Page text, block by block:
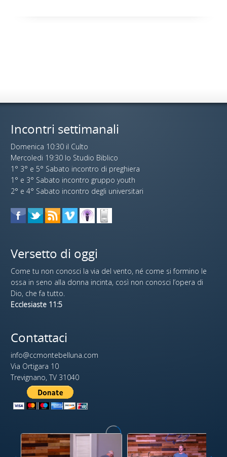
Incontri settimanali
Domenica 10:30 il Culto
Mercoledi 19:30 lo Studio Biblico
1° 3° e 5° Sabato incontro di preghiera
1° e 3° Sabato incontro gruppo youth
2° e 4° Sabato incontro degli universitari
Versetto di oggi
Come tu non conosci la via del vento, né come si formino le
ossa in seno alla donna incinta, così non conosci l’opera di
Dio, che fa tutto.
Ecclesiaste 11:5
Contattaci
info@ccmontebelluna.com
Via Ortigara 10
Trevignano, TV 31040